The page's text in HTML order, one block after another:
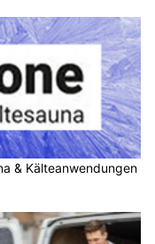
& Kälteanwendungen